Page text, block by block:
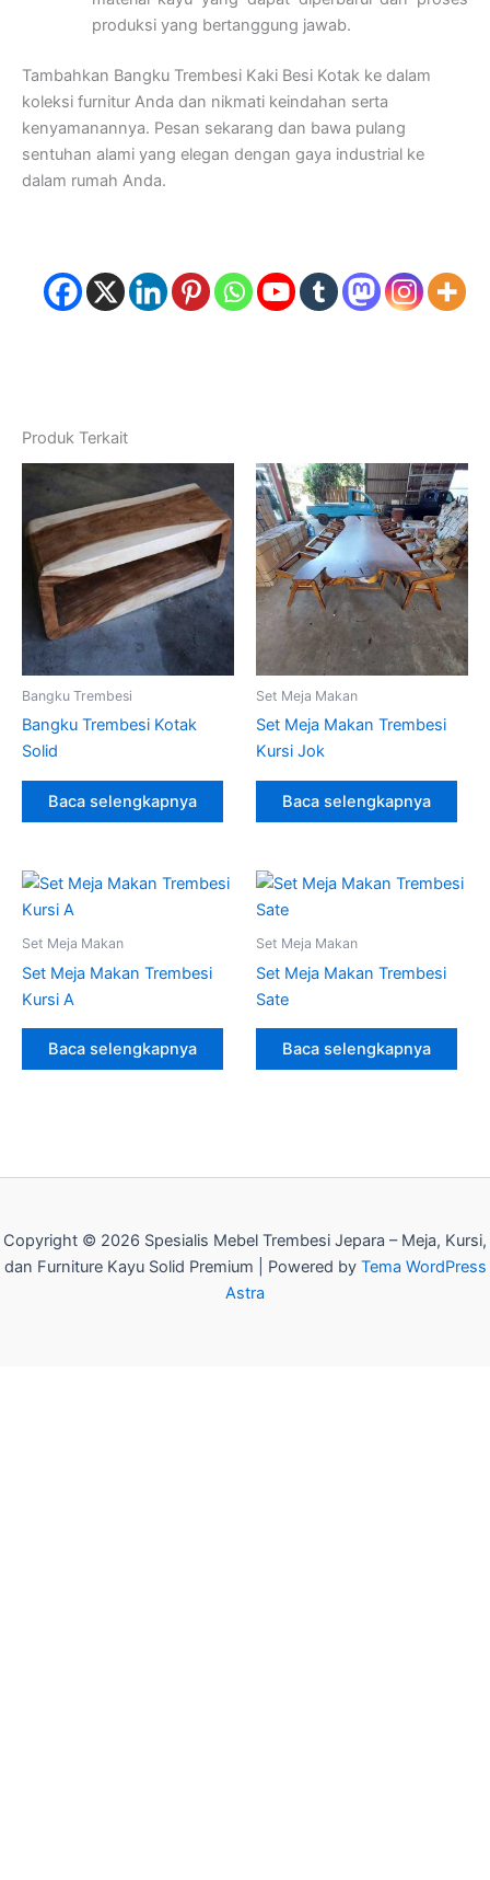
produksi yang bertanggung jawab.
Tambahkan Bangku Trembesi Kaki Besi Kotak ke dalam
koleksi furnitur Anda dan nikmati keindahan serta
kenyamanannya. Pesan sekarang dan bawa pulang
sentuhan alami yang elegan dengan gaya industrial ke
dalam rumah Anda.
Produk Terkait
Bangku Trembesi
Bangku Trembesi Kotak
Solid
Baca selengkapnya
Set Meja Makan
Set Meja Makan Trembesi
Kursi Jok
Baca selengkapnya
Set Meja Makan
Set Meja Makan Trembesi
Kursi A
Baca selengkapnya
Set Meja Makan
Set Meja Makan Trembesi
Sate
Baca selengkapnya
Copyright © 2026 Spesialis Mebel Trembesi Jepara – Meja, Kursi,
dan Furniture Kayu Solid Premium | Powered by Tema WordPress
Astra